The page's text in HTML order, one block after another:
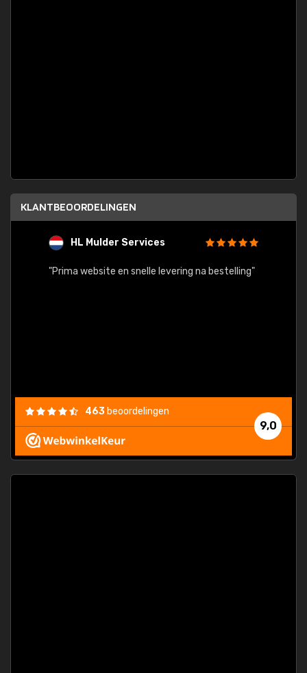
KLANTBEOORDELINGEN
HL Mulder Services
"Prima website en snelle levering na bestelling"
9,0
463 beoordelingen